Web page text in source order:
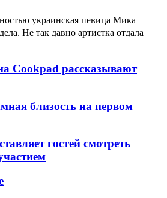
украинская певица Мика
Не так давно артистка отдала
Cookpad рассказывают
близость на первом
гостей смотреть